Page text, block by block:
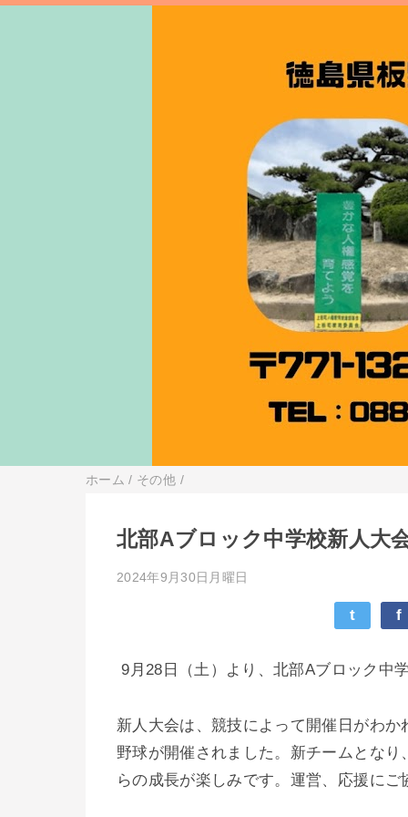
ホーム / その他 /
北部Aブロック中学校新人大
2024年9月30日月曜日
t f
9月28日（土）より、北部Aブロック中
新人大会は、競技によって開催日がわ
野球が開催されました。新チームとな
らの成長が楽しみです。運営、応援に